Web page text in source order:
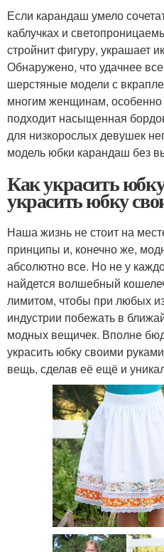
Если карандаш умело
каблучках и
стройнит фигуру, украшает
Обнаружено, что удачнее
шерстяные модели с
многим женщинам, особенно
подходит насыщенная
для низкорослых девушек
модель юбки карандаш без
Как украсить
украсить юбку
Наша жизнь не стоит на
принципы и, конечно же,
абсолютно все. Но не у
найдется волшебный
лимитом, чтобы при любых
индустрии побежать в
модных вещичек. Вполне
украсить юбку своими
вещь, сделав её ещё и